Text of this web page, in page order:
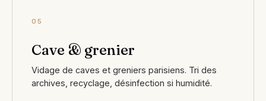
05
Cave & grenier
Vidage de caves et greniers parisiens. Tri des
archives, recyclage, désinfection si humidité.